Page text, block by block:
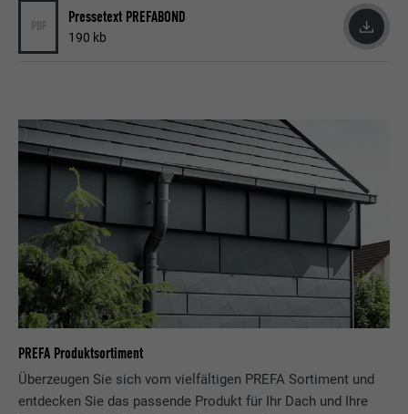
PDF Pressetext PREFABOND
190 kb
PREFA Produktsortiment
Überzeugen Sie sich vom vielfältigen PREFA Sortiment und
entdecken Sie das passende Produkt für Ihr Dach und Ihre